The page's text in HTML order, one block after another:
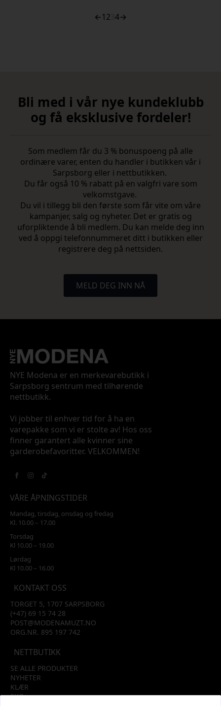
←12 4→
Bli med i vår nye kundeklubb
og få eksklusive fordeler!
Som medlem får du 3 % bonuspoeng på alle
ordinære varer, enten du handler i butikken vår i
Sarpsborg eller i nettbutikken.
Du får også 10 % rabatt på en valgfri vare som
velkomstgave.
Du vil i tillegg bli den første som får vite om våre
kampanjer, salg og nyheter. Det er gratis og
uforpliktende å bli medlem. Du kan melde deg inn
ved å oppgi telefonnummeret ditt i butikken eller
registrere deg på nettsiden.
MELD DEG INN NÅ
NYE Modena er en merkevarebutikk i
Sarpsborg sentrum med tilhørende
nettbutikk.
Vi jobber til enhver tid for å ha en
varepakke som vi er stolte av! Hos oss
finner garantert alle kvinner sine
garderobefavoritter. VELKOMMEN!
VÅRE ÅPNINGSTIDER
Mandag, tirsdag, onsdag og fredag
Kl. 10.00 – 17.00
Torsdag
Kl 10.00 – 19.00
Lørdag
Kl 10.00 – 16.00
KONTAKT OSS
TORGET 5, 1707 SARPSBORG
(+47) 69 15 74 28
POST@MODENAMUZT.NO
ORG.NR. 895 197 742
NETTBUTIKK
SE ALLE PRODUKTER
NYHETER
KLÆR
SKO